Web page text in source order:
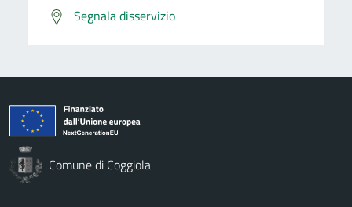
Segnala disservizio
Comune di Coggiola